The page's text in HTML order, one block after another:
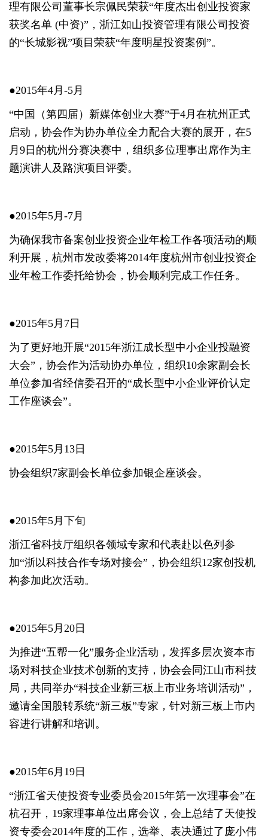
理有限公司董事长宗佩民荣获“年度杰出创业投资家
获奖名单 (中资)”，浙江如山投资管理有限公司投资
的“长城影视”项目荣获“年度明星投资案例”。
●2015年4月-5月
“中国（第四届）新媒体创业大赛”于4月在杭州正式
启动，协会作为协办单位全力配合大赛的展开，在5
月9日的杭州分赛决赛中，组织多位理事出席作为主
题演讲人及路演项目评委。
●2015年5月-7月
为确保我市备案创业投资企业年检工作各项活动的顺
利开展，杭州市发改委将2014年度杭州市创业投资企
业年检工作委托给协会，协会顺利完成工作任务。
●2015年5月7日
为了更好地开展“2015年浙江成长型中小企业投融资
大会”，协会作为活动协办单位，组织10余家副会长
单位参加省经信委召开的“成长型中小企业评价认定
工作座谈会”。
●2015年5月13日
协会组织7家副会长单位参加银企座谈会。
●2015年5月下旬
浙江省科技厅组织各领域专家和代表赴以色列参
加“浙以科技合作专场对接会”，协会组织12家创投机
构参加此次活动。
●2015年5月20日
为推进“五帮一化”服务企业活动，发挥多层次资本市
场对科技企业技术创新的支持，协会会同江山市科技
局，共同举办“科技企业新三板上市业务培训活动”，
邀请全国股转系统“新三板”专家，针对新三板上市内
容进行讲解和培训。
●2015年6月19日
“浙江省天使投资专业委员会2015年第一次理事会”在
杭召开，19家理事单位出席会议，会上总结了天使投
资专委会2014年度的工作，选举、表决通过了庞小伟